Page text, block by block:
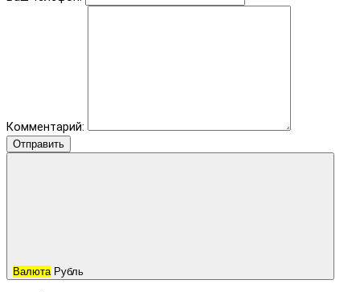
Комментарий:
Отправить
Валюта Рубль